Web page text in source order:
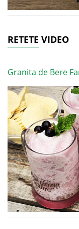
RETETE VIDEO
Granita de Bere